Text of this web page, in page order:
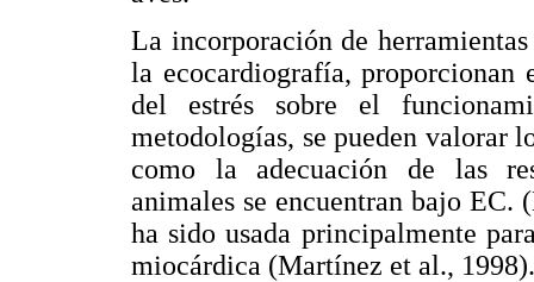
La incorporación de
la ecocardiografía, proporcionan
del estrés sobre el
metodologías, se pueden valorar
como la adecuación de las
animales se encuentran bajo
ha sido usada principalmente
miocárdica (Martínez et al., 1998).